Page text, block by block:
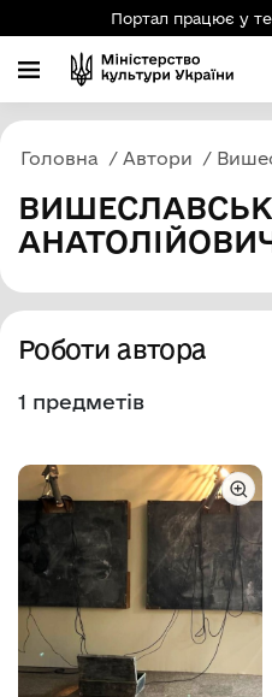
Портал працює у
Головна Автори
Роботи автора
1 предметів